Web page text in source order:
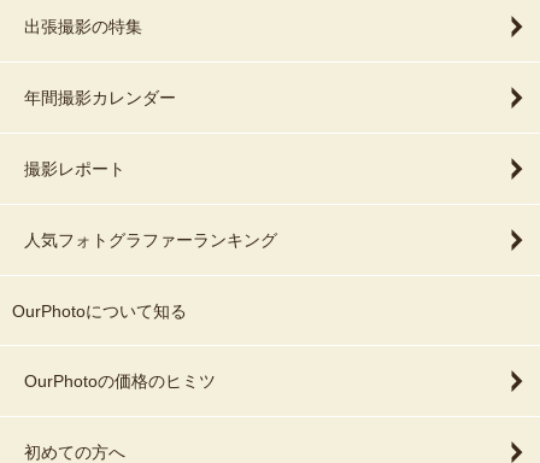
出張撮影の特集
年間撮影カレンダー
撮影レポート
人気フォトグラファーランキング
OurPhotoについて知る
OurPhotoの価格のヒミツ
初めての方へ